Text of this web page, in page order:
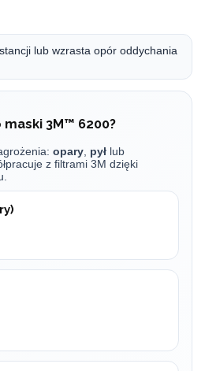
lub wzrasta opór oddychania
3M™ 6200?
opary pył lub
z filtrami 3M dzięki